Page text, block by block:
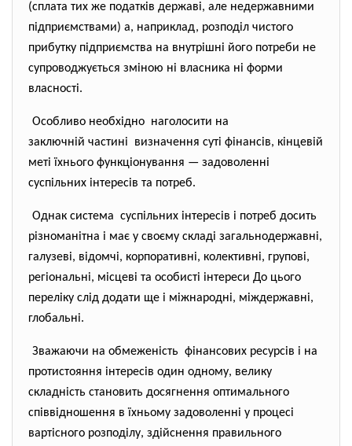
(сплата тих же податків державі, але недержавними
підприємствами) а, наприклад, розподіл чистого
прибутку підприємства на внутрішні його потреби не
супроводжується зміною ні власника ні форми
власності.
Особливо необхідно наголосити на
заключній частині визначення суті фінансів, кінцевій
меті їхнього функціонування — задоволенні
суспільних інтересів та потреб.
Однак система суспільних інтересів і потреб досить
різноманітна і має у своєму складі загальнодержавні,
галузеві, відомчі, корпоративні, колективні, групові,
регіональні, місцеві та особисті інтереси До цього
переліку слід додати ще і міжнародні, міждержавні,
глобальні.
Зважаючи на обмеженість фінансових ресурсів і на
протистояння інтересів один одному, велику
складність становить досягнення оптимального
співвідношення в їхньому задоволенні у процесі
вартісного розподілу, здійснення правильного